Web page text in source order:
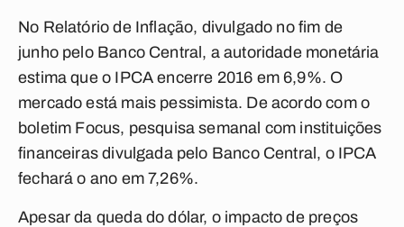
No Relatório de Inflação, divulgado no fim de
junho pelo Banco Central, a autoridade monetária
estima que o IPCA encerre 2016 em 6,9%. O
mercado está mais pessimista. De acordo com o
boletim Focus, pesquisa semanal com instituições
financeiras divulgada pelo Banco Central, o IPCA
fechará o ano em 7,26%.
Apesar da queda do dólar, o impacto de preços